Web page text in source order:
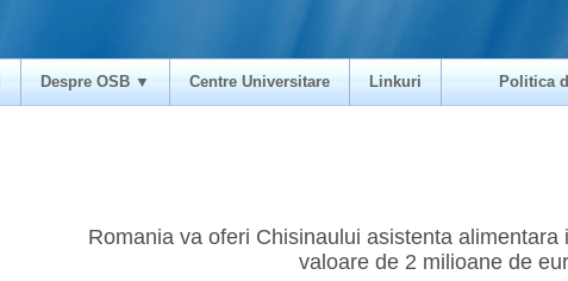
Despre OSB ▼ Centre Universitare Linkuri Politica
Romania va oferi Chisinaului asistenta alimentara
valoare de 2 milioane de